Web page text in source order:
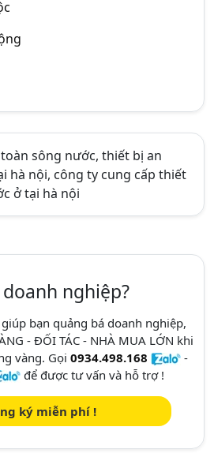
sông nước, thiết bị an
hà nội, công ty cung cấp thiết
ở tại hà nội
nghiệp?
bạn quảng bá doanh nghiệp,
- ĐỐI TÁC - NHÀ MUA LỚN khi
vàng. Gọi 0934.498.168
-
để được tư vấn và hỗ trợ !
ký miễn phí !